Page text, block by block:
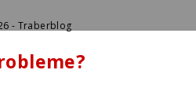
- Traberblog